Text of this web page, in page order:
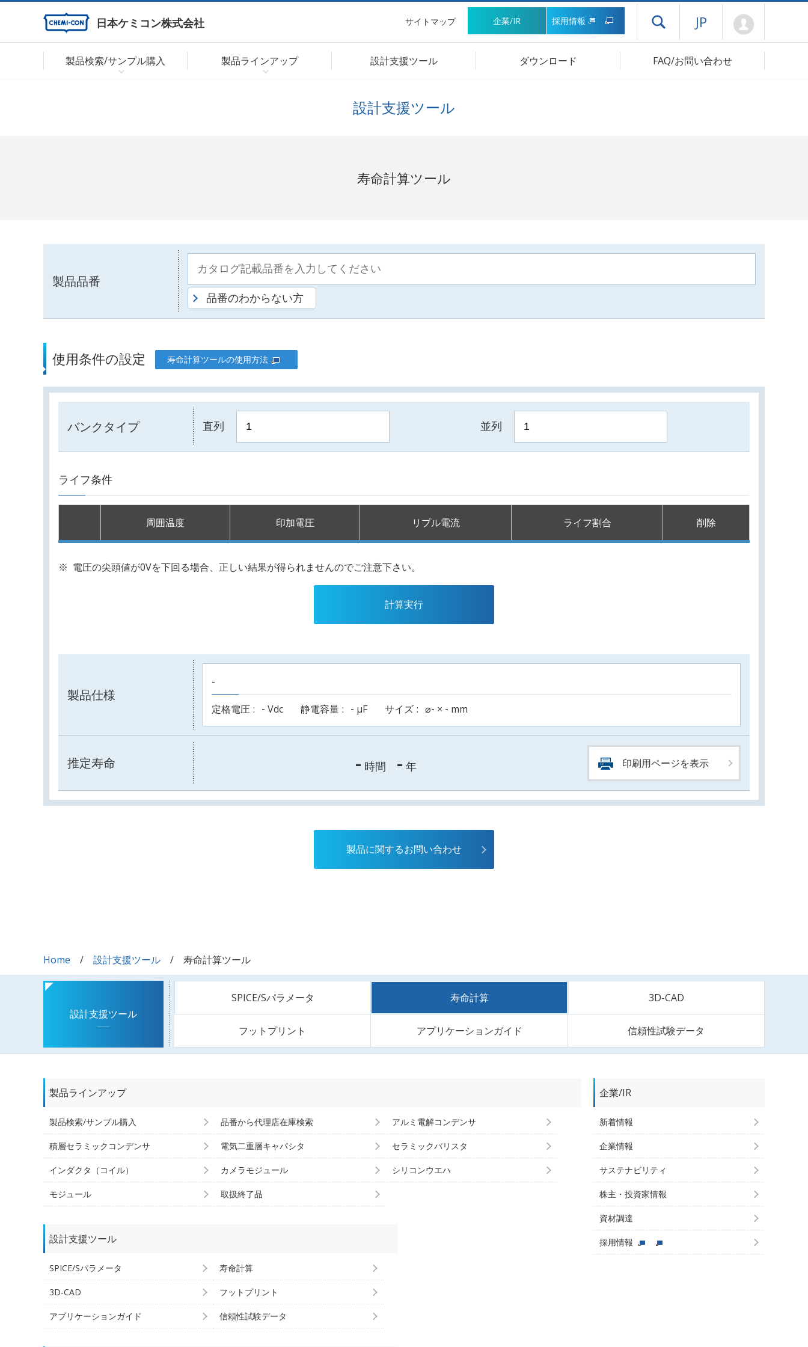
日本ケミコン株式会社 サイトマップ 企業/IR 採用情報 ドロワーメニューを開く
JP
製品検索/サンプル購入 製品ラインアップ 設計支援ツール ダウンロード FAQ/お問い合わせ
設計支援ツール
寿命計算ツール
製品品番
品番のわからない方
使用条件の設定 寿命計算ツールの使用方法
バンクタイプ 直列 並列
ライフ条件
周囲温度 印加電圧 リプル電流 ライフ割合 削除
電圧の尖頭値が0Vを下回る場合、正しい結果が得られませんのでご注意下さい。
計算実行
製品仕様
-
定格電圧 - Vdc 静電容量 - µF サイズ ⌀- × - mm
推定寿命 - 時間 - 年 印刷用ページを表示
製品に関するお問い合わせ
Home 設計支援ツール 寿命計算ツール
設計支援ツール
SPICE/Sパラメータ 寿命計算 3D-CAD
フットプリント アプリケーションガイド 信頼性試験データ
製品ラインアップ
製品検索/サンプル購入 品番から代理店在庫検索 アルミ電解コンデンサ
積層セラミックコンデンサ 電気二重層キャパシタ セラミックバリスタ
インダクタ（コイル） カメラモジュール シリコンウエハ
モジュール 取扱終了品
設計支援ツール
SPICE/Sパラメータ 寿命計算
3D-CAD フットプリント
アプリケーションガイド 信頼性試験データ
企業/IR
新着情報
企業情報
サステナビリティ
株主・投資家情報
資材調達
採用情報